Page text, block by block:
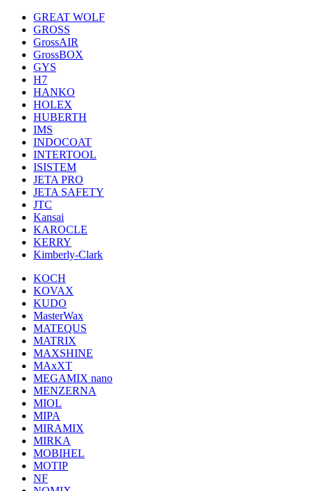
GREAT WOLF
GROSS
GrossAIR
GrossBOX
GYS
H7
HANKO
HOLEX
HUBERTH
IMS
INDOCOAT
INTERTOOL
ISISTEM
JETA PRO
JETA SAFETY
JTC
Kansai
KAROCLE
KERRY
Kimberly-Clark
KOCH
KOVAX
KUDO
MasterWax
MATEQUS
MATRIX
MAXSHINE
MAxXT
MEGAMIX nano
MENZERNA
MIOL
MIPA
MIRAMIX
MIRKA
MOBIHEL
MOTIP
NF